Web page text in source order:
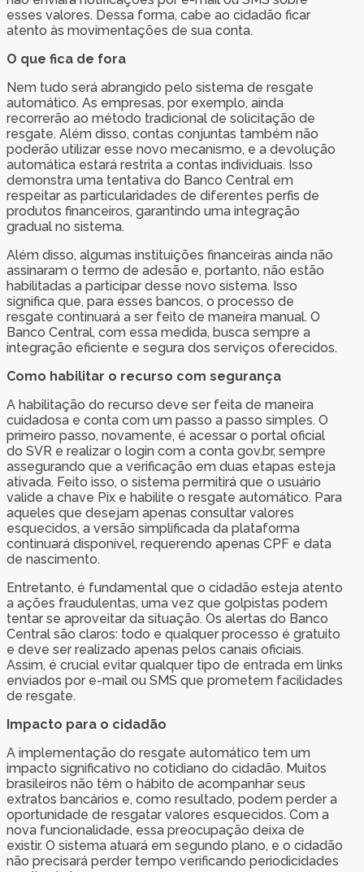
esses valores. Dessa forma, cabe ao cidadão ficar
atento às movimentações de sua conta.
O que fica de fora
Nem tudo será abrangido pelo sistema de resgate
automático. As empresas, por exemplo, ainda
recorrerão ao método tradicional de solicitação de
resgate. Além disso, contas conjuntas também não
poderão utilizar esse novo mecanismo, e a devolução
automática estará restrita a contas individuais. Isso
demonstra uma tentativa do Banco Central em
respeitar as particularidades de diferentes perfis de
produtos financeiros, garantindo uma integração
gradual no sistema.
Além disso, algumas instituições financeiras ainda não
assinaram o termo de adesão e, portanto, não estão
habilitadas a participar desse novo sistema. Isso
significa que, para esses bancos, o processo de
resgate continuará a ser feito de maneira manual. O
Banco Central, com essa medida, busca sempre a
integração eficiente e segura dos serviços oferecidos.
Como habilitar o recurso com segurança
A habilitação do recurso deve ser feita de maneira
cuidadosa e conta com um passo a passo simples. O
primeiro passo, novamente, é acessar o portal oficial
do SVR e realizar o login com a conta gov.br, sempre
assegurando que a verificação em duas etapas esteja
ativada. Feito isso, o sistema permitirá que o usuário
valide a chave Pix e habilite o resgate automático. Para
aqueles que desejam apenas consultar valores
esquecidos, a versão simplificada da plataforma
continuará disponível, requerendo apenas CPF e data
de nascimento.
Entretanto, é fundamental que o cidadão esteja atento
a ações fraudulentas, uma vez que golpistas podem
tentar se aproveitar da situação. Os alertas do Banco
Central são claros: todo e qualquer processo é gratuito
e deve ser realizado apenas pelos canais oficiais.
Assim, é crucial evitar qualquer tipo de entrada em links
enviados por e-mail ou SMS que prometem facilidades
de resgate.
Impacto para o cidadão
A implementação do resgate automático tem um
impacto significativo no cotidiano do cidadão. Muitos
brasileiros não têm o hábito de acompanhar seus
extratos bancários e, como resultado, podem perder a
oportunidade de resgatar valores esquecidos. Com a
nova funcionalidade, essa preocupação deixa de
existir. O sistema atuará em segundo plano, e o cidadão
não precisará perder tempo verificando periodicidades